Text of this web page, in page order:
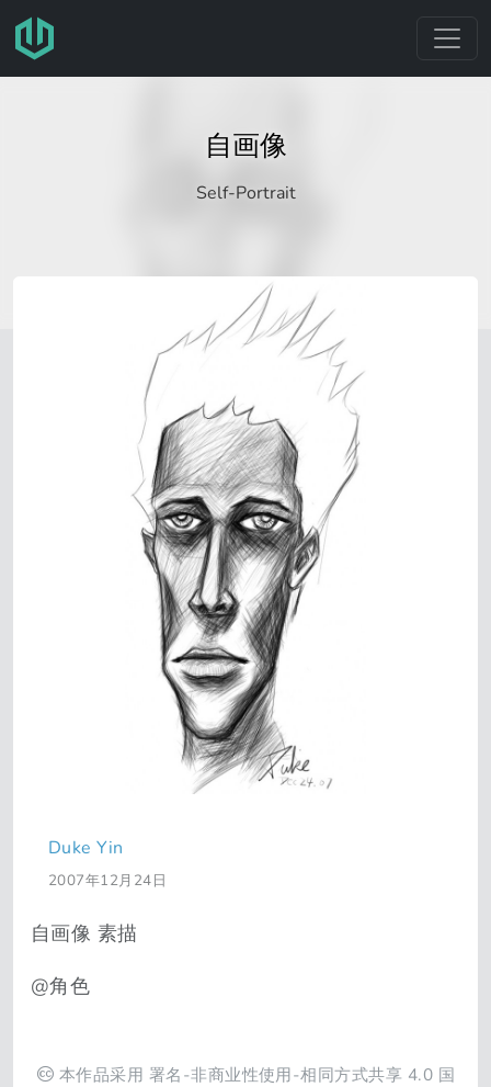
跳转至主要内容
自画像
Self-Portrait
Duke Yin
2007年12月24日
自画像 素描
@角色
本作品采用 署名-非商业性使用-相同方式共享 4.0 国